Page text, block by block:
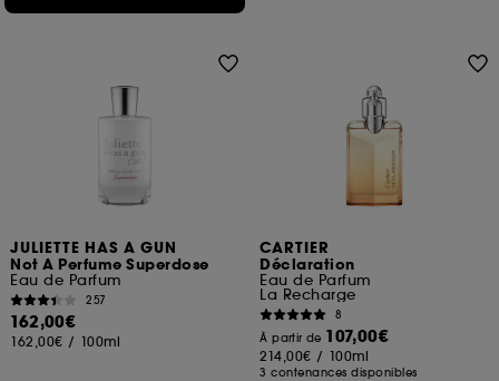
JULIETTE HAS A GUN
Not A Perfume Superdose
Eau de Parfum
257
162,00€
162,00€ / 100ml
CARTIER
Déclaration
Eau de Parfum
La Recharge
8
À partir de 107,00€
214,00€ / 100ml
3 contenances disponibles